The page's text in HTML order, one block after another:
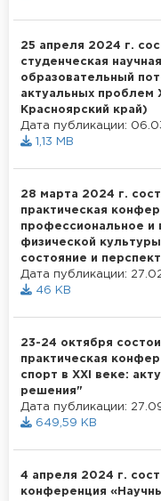
25 апреля 2024 г.
студенческая
образовательный
актуальных проблем
Красноярский край)
Дата публикации:
1,13 MB
28 марта 2024 г.
практическая
профессиональное и
физической
состояние и
Дата публикации:
46 KB
23-24 октября
практическая
спорт в XXI веке:
решения"
Дата публикации:
649,59 KB
4 апреля 2024 г.
конференция